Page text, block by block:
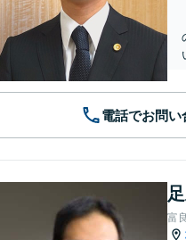
電話でお問い
富